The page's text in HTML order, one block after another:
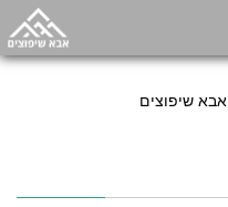
אבא שיפוצים